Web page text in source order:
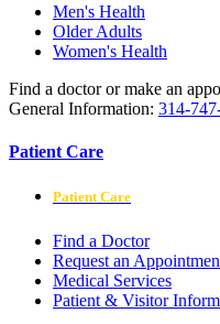
Men's Health
Older Adults
Women's Health
Find a doctor or make an
General Information: 314-
Patient Care
Patient Care
Find a Doctor
Request an
Medical Services
Patient & Visitor